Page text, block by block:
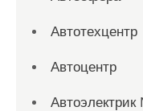
Автотехцентр
Автоцентр